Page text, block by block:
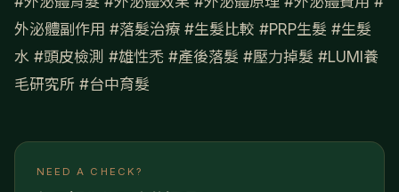
外泌體副作用 #落髮治療 #生髮比較 #PRP生髮 #生髮
水 #頭皮檢測 #雄性禿 #產後落髮 #壓力掉髮 #LUMI養
毛研究所 #台中育髮
NEED A CHECK?